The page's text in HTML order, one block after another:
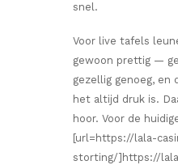
snel.
Voor live tafels
gewoon prettig —
gezellig genoeg, en
het altijd druk is.
hoor. Voor de
[url=https://lala-
storting/]https://